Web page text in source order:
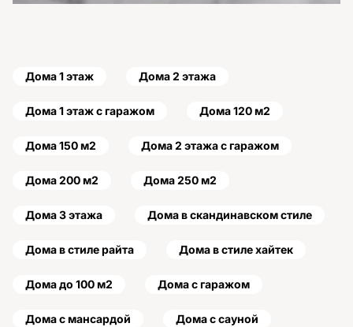
Дома 1 этаж Дома 2 этажа
Дома 1 этаж с гаражом Дома 120 м2
Дома 150 м2 Дома 2 этажа с гаражом
Дома 200 м2 Дома 250 м2
Дома 3 этажа Дома в скандинавском стиле
Дома в стиле райта Дома в стиле хайтек
Дома до 100 м2 Дома с гаражом
Дома с мансардой Дома с сауной